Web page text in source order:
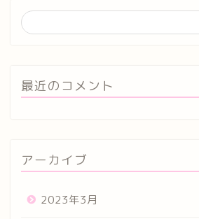
最近のコメント
アーカイブ
2023年3月